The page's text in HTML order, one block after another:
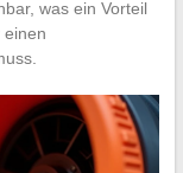
was ein Vorteil
einen